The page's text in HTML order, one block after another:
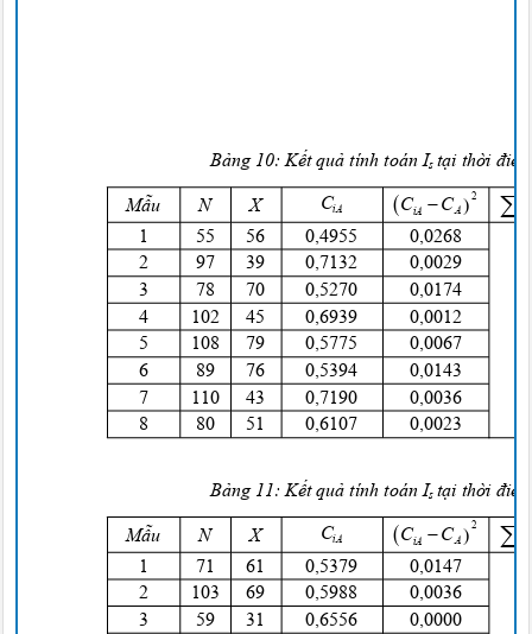
Bảng 10:Kết quảtính toán Istại thời
2
CiA CC
Mẫu N X  A  
iA
1
2
3
4
5
6
7
8
55
97
78
56
39
70
0 ,4955
0,7132
0,5270
0 ,6939
0,5775
0,5394
0 ,7190
0,6107
0,0268
0,0029
0,0174
0,0012
0,0067
0,0143
0,0036
0,0023
102 45
108 79
89
110 43
80 51
76
Bảng 11:Kết quảtính toán Istại thời
2
CiA CC
Mẫu N X  A  
iA
1
2
3
71 61 0 ,5379
0,5988
0 ,6556
0,0147
0,0036
0,0000
103 69
59
31